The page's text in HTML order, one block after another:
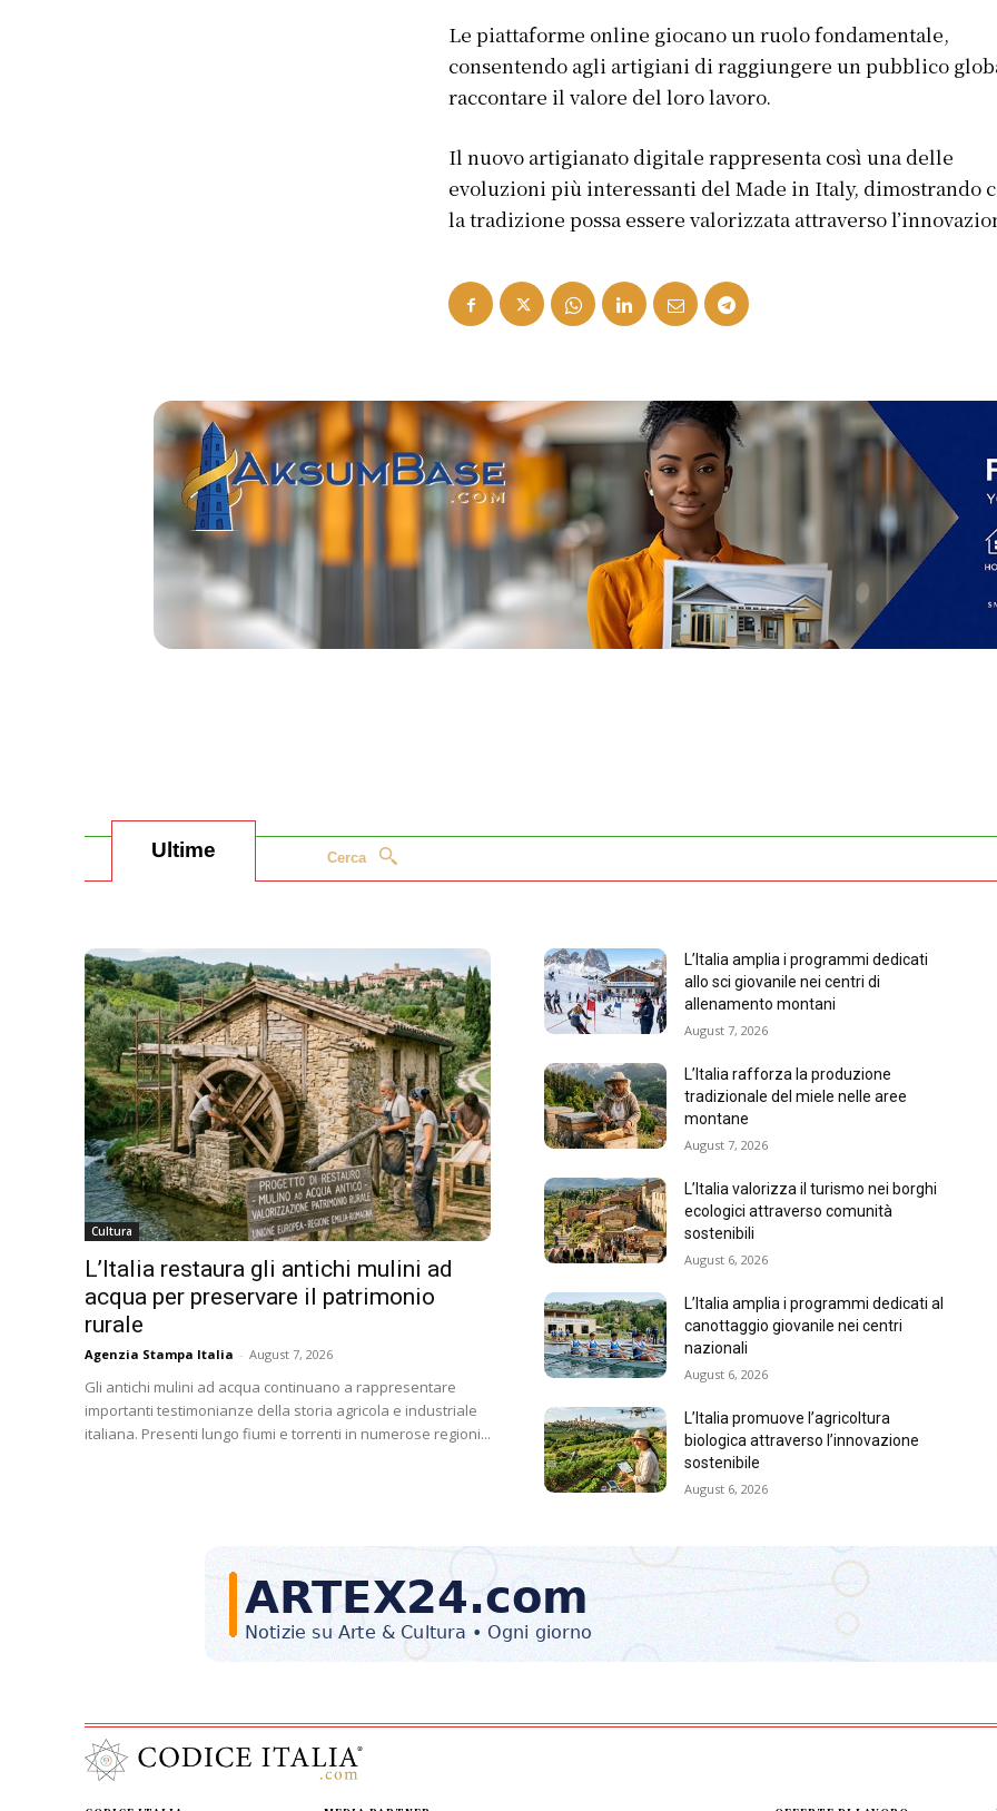
Le piattaforme online giocano un ruolo fondamentale,
consentendo agli artigiani di raggiungere un pubblico
raccontare il valore del loro lavoro.
Il nuovo artigianato digitale rappresenta così una delle
evoluzioni più interessanti del Made in Italy, dimostrando
la tradizione possa essere valorizzata attraverso
Ultime Cerca
Cultura
L’Italia restaura gli antichi mulini ad
acqua per preservare il patrimonio
rurale
Agenzia Stampa Italia - August 7, 2026
Gli antichi mulini ad acqua continuano a rappresentare
importanti testimonianze della storia agricola e industriale
italiana. Presenti lungo fiumi e torrenti in numerose regioni...
L’Italia amplia i programmi dedicati
allo sci giovanile nei centri di
allenamento montani
August 7, 2026
L’Italia rafforza la produzione
tradizionale del miele nelle aree
montane
August 7, 2026
L’Italia valorizza il turismo nei borghi
ecologici attraverso comunità
sostenibili
August 6, 2026
L’Italia amplia i programmi dedicati al
canottaggio giovanile nei centri
nazionali
August 6, 2026
L’Italia promuove l’agricoltura
biologica attraverso l’innovazione
sostenibile
August 6, 2026